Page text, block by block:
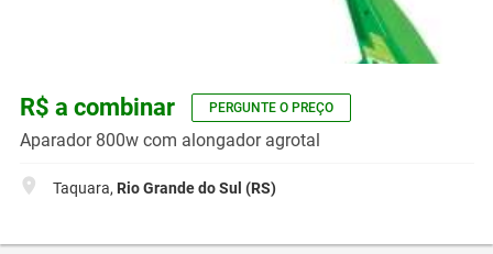
R$ a combinar PERGUNTE O PREÇO
Aparador 800w com alongador agrotal
Taquara, Rio Grande do Sul (RS)